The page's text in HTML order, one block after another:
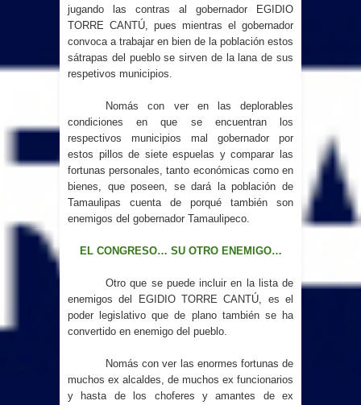
jugando las contras al gobernador EGIDIO
TORRE CANTÚ, pues mientras el gobernador
convoca a trabajar en bien de la población estos
sátrapas del pueblo se sirven de la lana de sus
respetivos municipios.
Nomás con ver en las deplorables
condiciones en que se encuentran los
respectivos municipios mal gobernador por
estos pillos de siete espuelas y comparar las
fortunas personales, tanto económicas como en
bienes, que poseen, se dará la población de
Tamaulipas cuenta de porqué también son
enemigos del gobernador Tamaulipeco.
EL CONGRESO… SU OTRO ENEMIGO…
Otro que se puede incluir en la lista de
enemigos del EGIDIO TORRE CANTÚ, es el
poder legislativo que de plano también se ha
convertido en enemigo del pueblo.
Nomás con ver las enormes fortunas de
muchos ex alcaldes, de muchos ex funcionarios
y hasta de los choferes y amantes de ex